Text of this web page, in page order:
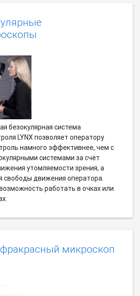
безокулярная система
LYNX позволяет оператору
намного эффективнее, чем с
системами за счёт
утомляемости зрения, а
свободы движения оператора.
работать в очках или
микроскоп